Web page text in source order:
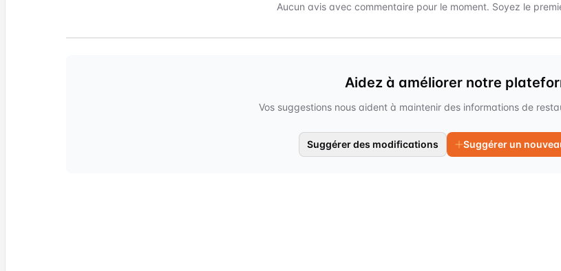
Aucun avis avec commentaire pour le moment. Soyez le
Aidez à améliorer notre
Vos suggestions nous aident à maintenir des informations de
Suggérer des modifications Suggérer un